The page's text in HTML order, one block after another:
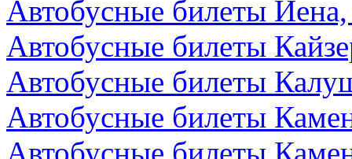
Автобусные билеты
Автобусные билеты
Автобусные билеты
Автобусные билеты
Автобусные билеты